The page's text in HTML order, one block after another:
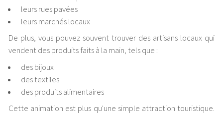
leurs rues pavées
leurs marchés locaux
De plus, vous pouvez souvent trouver des artisans locaux qui
vendent des produits faits à la main, tels que :
des bijoux
des textiles
des produits alimentaires
Cette animation est plus qu'une simple attraction touristique.